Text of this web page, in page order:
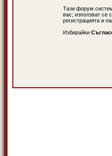
Тази форум
вас; използват се
регистрацията и
Избирайки